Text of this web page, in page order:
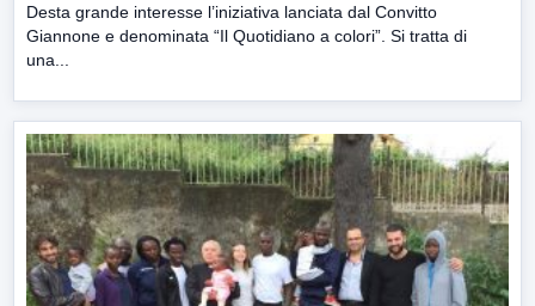
Desta grande interesse l’iniziativa lanciata dal Convitto
Giannone e denominata “Il Quotidiano a colori”. Si tratta di
una...